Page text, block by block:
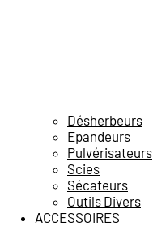
Désherbeurs
Epandeurs
Pulvérisateurs
Scies
Sécateurs
Outils Divers
ACCESSOIRES